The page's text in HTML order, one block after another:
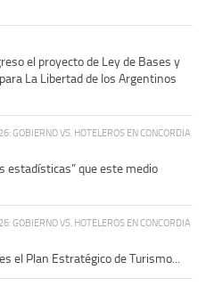
el proyecto de Ley de Bases y
La Libertad de los Argentinos
GOBIERNO VS. HOTELEROS EN CONCORDIA
estadísticas” que este medio
GOBIERNO VS. HOTELEROS EN CONCORDIA
el Plan Estratégico de Turismo...